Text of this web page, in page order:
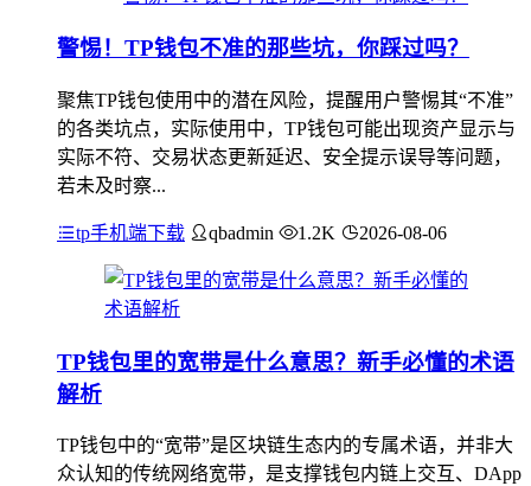
警惕！TP钱包不准的那些坑，你踩过吗？
聚焦TP钱包使用中的潜在风险，提醒用户警惕其“不准”
的各类坑点，实际使用中，TP钱包可能出现资产显示与
实际不符、交易状态更新延迟、安全提示误导等问题，
若未及时察...
tp手机端下载 qbadmin 1.2K 2026-08-06
TP钱包里的宽带是什么意思？新手必懂的术语
解析
TP钱包中的“宽带”是区块链生态内的专属术语，并非大
众认知的传统网络宽带，是支撑钱包内链上交互、DApp